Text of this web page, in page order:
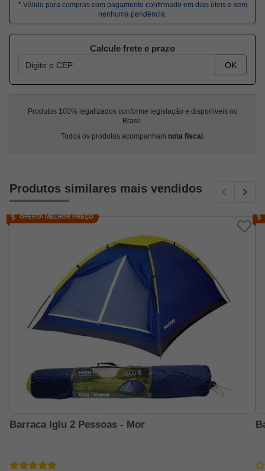
* Válido para compras com pagamento confirmado em dias úteis e sem
nenhuma pendência.
Calcule frete e prazo
OK
Produtos 100% legalizados conforme legislação e disponíveis no
Brasil.
Todos os produtos acompanham nota fiscal .
Produtos similares mais vendidos
Barraca Iglu 2 Pessoas - Mor
OFERTA MELHOR PREÇO